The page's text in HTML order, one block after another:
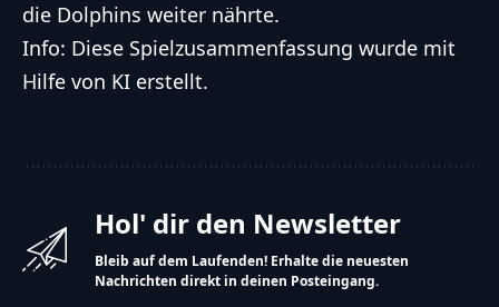
die Dolphins weiter nährte.
Info: Diese Spielzusammenfassung wurde mit
Hilfe von KI erstellt.
Hol' dir den Newsletter
Bleib auf dem Laufenden! Erhalte die neuesten
Nachrichten direkt in deinen Posteingang.